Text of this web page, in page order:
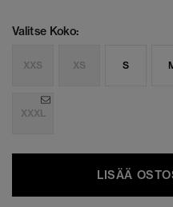
Valitse Koko:
XXS XS S
XXXL
LISÄÄ